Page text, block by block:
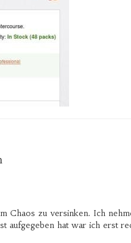
Chaos zu versinken. Ich
aufgegeben hat war ich erst